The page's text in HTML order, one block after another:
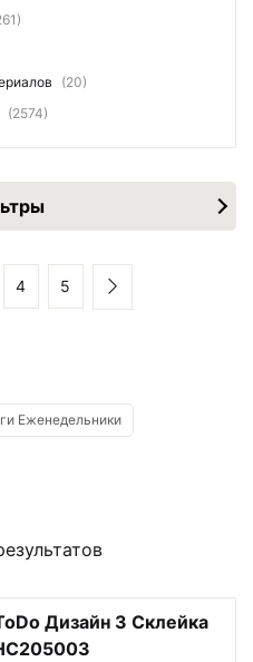
(20)
(2574)
4 5
Еженедельники